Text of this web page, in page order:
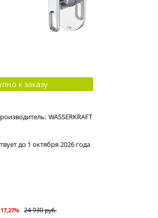
к заказу
WASSERKRAFT
до 1 октября 2026 года
24 930 руб.
17,27%